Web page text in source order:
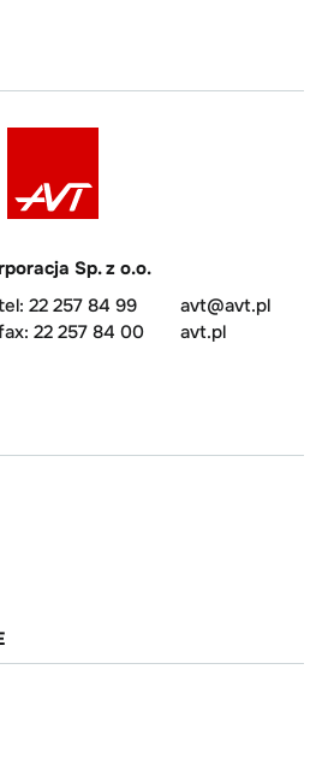
Sp. z o.o.
22 257 84 99
22 257 84 00
avt@avt.pl
avt.pl